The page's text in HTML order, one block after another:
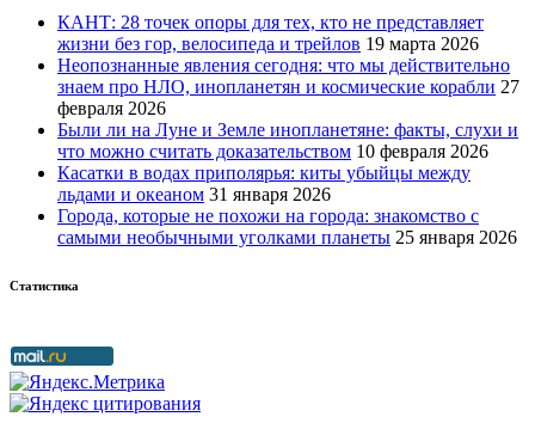
КАНТ: 28 точек опоры для тех, кто не представляет
жизни без гор, велосипеда и трейлов 19 марта 2026
Неопознанные явления сегодня: что мы действительно
знаем про НЛО, инопланетян и космические корабли 27
февраля 2026
Были ли на Луне и Земле инопланетяне: факты, слухи и
что можно считать доказательством 10 февраля 2026
Касатки в водах приполярья: киты убыйцы между
льдами и океаном 31 января 2026
Города, которые не похожи на города: знакомство с
самыми необычными уголками планеты 25 января 2026
Статистика